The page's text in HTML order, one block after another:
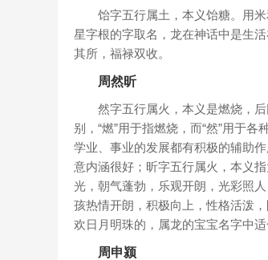
饴字五行属土，本义饴糖。用米
星字根的字取名，龙在神话中是生
其所，福禄双收。
周然昕
然字五行属火，本义是燃烧，后
别，“燃”用于指燃烧，而“然”用于
学业、事业的发展都有积极的辅助
意内涵很好；昕字五行属火，本义
光，朝气蓬勃，乐观开朗，光彩照
孩热情开朗，积极向上，性格活泼
欢日月明珠的，属龙的宝宝名字中适
周申颍